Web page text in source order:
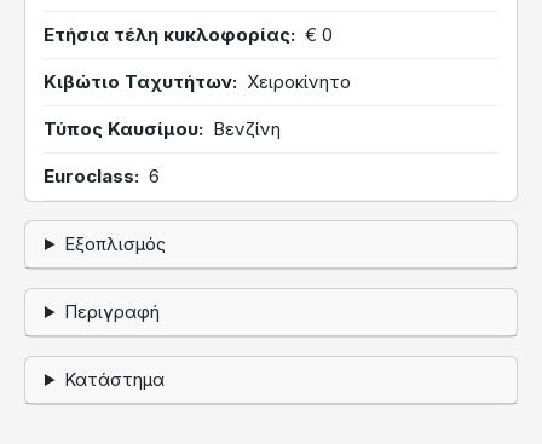
Ετήσια τέλη κυκλοφορίας € 0
Κιβώτιο Ταχυτήτων Χειροκίνητο
Τύπος Καυσίμου Βενζίνη
Euroclass 6
Εξοπλισμός
Περιγραφή
Κατάστημα